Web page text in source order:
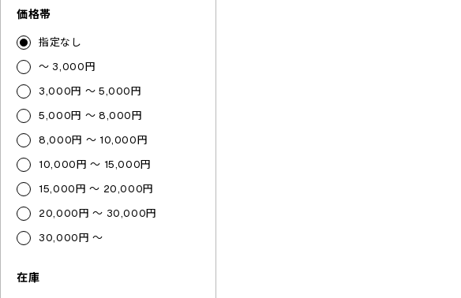
価格帯
指定なし
～ 3,000円
3,000円 ～ 5,000円
5,000円 ～ 8,000円
8,000円 ～ 10,000円
10,000円 ～ 15,000円
15,000円 ～ 20,000円
20,000円 ～ 30,000円
30,000円 ～
在庫